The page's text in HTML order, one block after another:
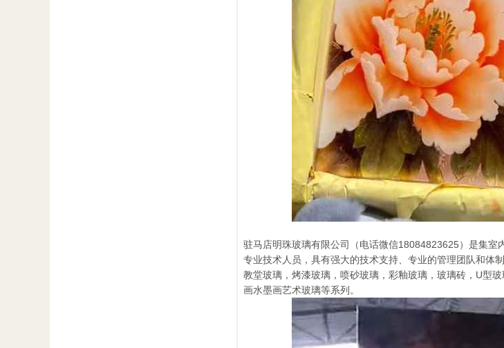
驻马店明珠玻璃有限公司（电话微信18084823625）是集
专业技术人员，具有强大的技术支持、专业的管理团队和体
教堂玻璃，烤漆玻璃，喷砂玻璃，彩釉玻璃，玻璃砖，U型
画水墨画艺术玻璃等系列。